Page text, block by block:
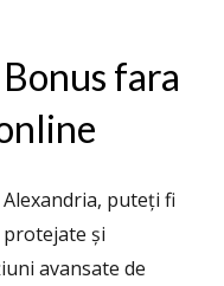
fara
puteți fi
protejate și
avansate de